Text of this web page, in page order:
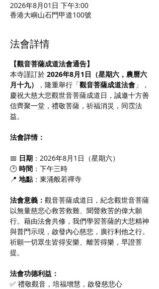
2026年8月01日 下午3:00
香港大嶼山石門甲道100號
法會詳情
【觀音菩薩成道法會通告】
本寺謹訂於 2026年8月1日（星期六，農曆六
月十九）
，隆重舉行「觀音菩薩成道法會 」，
慶祝大慈大悲觀世音菩薩成道日，誠邀十方善
信齊聚一堂，禮敬菩薩，祈福消災，同霑法
益。
法會詳情：
📅 日期 ：2026年8月1日（星期六）
🕑 時間 ：下午三時
📍 地點 ：東涌般若禪寺
法會意義： 觀音菩薩成道日，紀念觀世音菩薩
以無量慈悲心救苦救難、聞聲救苦的偉大願
行。藉由法會共修，我們學習菩薩的大悲精神
與普門示現，啟發內心慈悲，廣行利他之行。
祈願一切眾生皆得安樂、離苦得樂，早證菩
提。
法會功德利益：
✅ 禮敬觀音，培福增慧，啟發慈悲心